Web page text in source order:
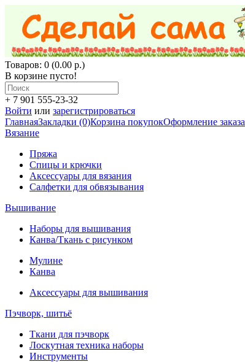
Товаров: 0 (0.00 р.)
В корзине пусто!
+ 7 901 555-23-32
Войти или зарегистрироваться
ГлавнаяЗакладки (0)Корзина покупокОформление заказа
Вязание
Пряжа
Спицы и крючки
Аксессуары для вязания
Салфетки для обвязывания
Вышивание
Наборы для вышивания
Канва/Ткань с рисунком
Мулине
Канва
Аксессуары для вышивания
Пэчворк, шитьё
Ткани для пэчворк
Лоскутная техника наборы
Инструменты